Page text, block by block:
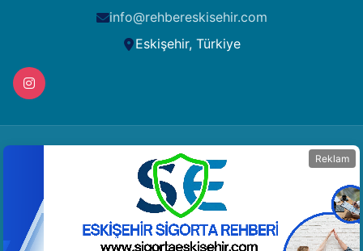
info@rehbereskisehir.com
Eskişehir, Türkiye
Reklam